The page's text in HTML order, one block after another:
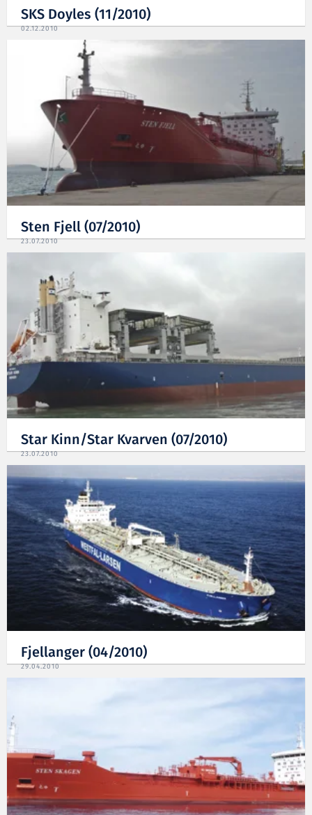
SKS Doyles (11/2010)
02.12.2010
Sten Fjell (07/2010)
23.07.2010
Star Kinn/Star Kvarven (07/2010)
23.07.2010
Fjellanger (04/2010)
29.04.2010